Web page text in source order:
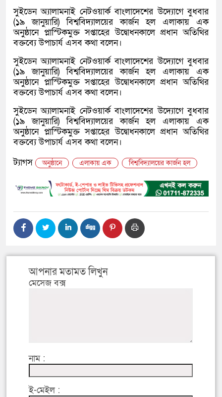
সুইডেন অ্যালামনাই নেটওয়ার্ক বাংলাদেশের উদ্যোগে বুধবার
(১৯ জানুয়ারি) বিশ্ববিদ্যালয়ের কার্জন হল এলাকায় এক
অনুষ্ঠানে প্লাস্টিকমুক্ত সপ্তাহের উদ্বোধনকালে প্রধান অতিথির
বক্তব্যে উপাচার্য এসব কথা বলেন।
সুইডেন অ্যালামনাই নেটওয়ার্ক বাংলাদেশের উদ্যোগে বুধবার
(১৯ জানুয়ারি) বিশ্ববিদ্যালয়ের কার্জন হল এলাকায় এক
অনুষ্ঠানে প্লাস্টিকমুক্ত সপ্তাহের উদ্বোধনকালে প্রধান অতিথির
বক্তব্যে উপাচার্য এসব কথা বলেন।
সুইডেন অ্যালামনাই নেটওয়ার্ক বাংলাদেশের উদ্যোগে বুধবার
(১৯ জানুয়ারি) বিশ্ববিদ্যালয়ের কার্জন হল এলাকায় এক
অনুষ্ঠানে প্লাস্টিকমুক্ত সপ্তাহের উদ্বোধনকালে প্রধান অতিথির
বক্তব্যে উপাচার্য এসব কথা বলেন।
ট্যাগস
অনুষ্ঠানে এলাকায় এক বিশ্ববিদ্যালয়ের কার্জন হল
আপনার মতামত লিখুন
মেসেজ বক্স
নাম :
ই-মেইল :